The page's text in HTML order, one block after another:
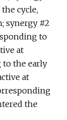
cycle,
synergy #2
to
at
to the early
at
the